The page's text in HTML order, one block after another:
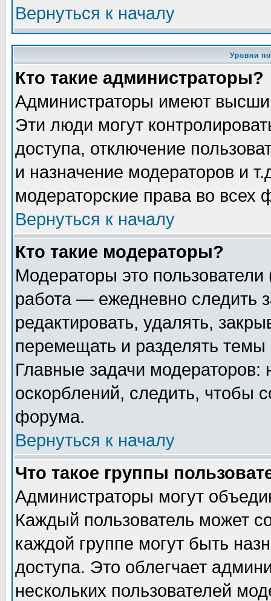
Вернуться к началу
Уровни
Кто такие администраторы?
Администраторы имеют
Эти люди могут
доступа, отключение
и назначение модераторов и
модераторские права во всех
Вернуться к началу
Кто такие модераторы?
Модераторы это
работа — ежедневно следить
редактировать, удалять,
перемещать и разделять
Главные задачи
оскорблений, следить, чтобы
форума.
Вернуться к началу
Что такое группы
Администраторы могут
Каждый пользователь может
каждой группе могут быть
доступа. Это облегчает
нескольких пользователей